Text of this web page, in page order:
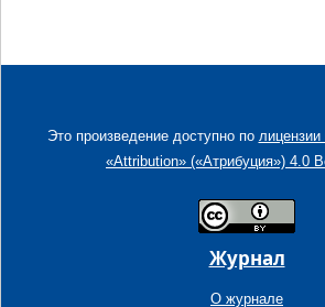
Это произведение доступно по
«Attribution» («Атрибуция») 4.0
Журнал
О журнале